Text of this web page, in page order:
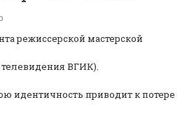
режиссерской мастерской
ВГИК).
идентичность приводит к потере